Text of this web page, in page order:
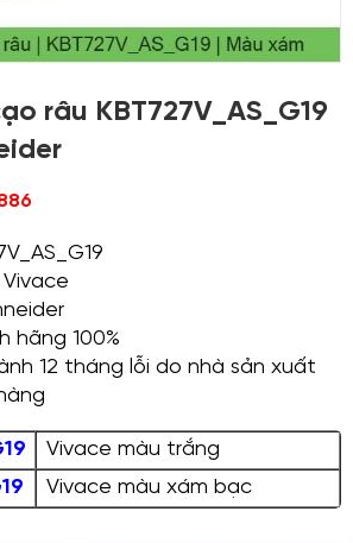
râu KBT727V_AS_G19
Vivace
hãng 100%
12 tháng lỗi do nhà sản xuất
Vivace màu trắng
Vivace màu xám bạc